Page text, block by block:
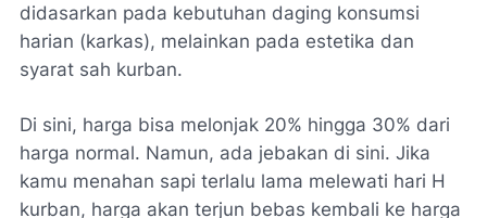
didasarkan pada kebutuhan daging konsumsi
harian (karkas), melainkan pada estetika dan
syarat sah kurban.
Di sini, harga bisa melonjak 20% hingga 30% dari
harga normal. Namun, ada jebakan di sini. Jika
kamu menahan sapi terlalu lama melewati hari H
kurban, harga akan terjun bebas kembali ke harga